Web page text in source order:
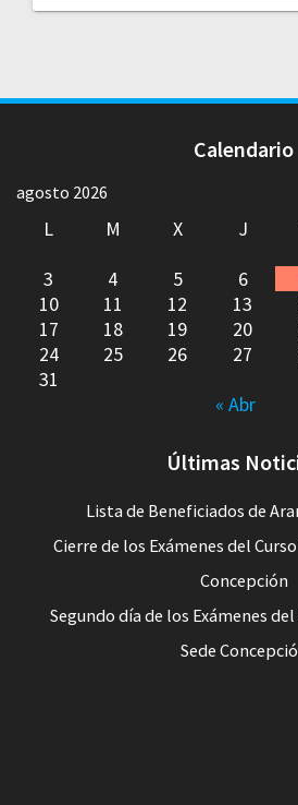
Calendario
agosto 2026
L M X J
3
4 5 6
10
11 12 13
17
18 19 20
24
25 26 27
31
« Abr
Últimas
Lista de Beneficiados de
Cierre de los Exámenes del
Concepción
Segundo día de los Exámenes
Sede